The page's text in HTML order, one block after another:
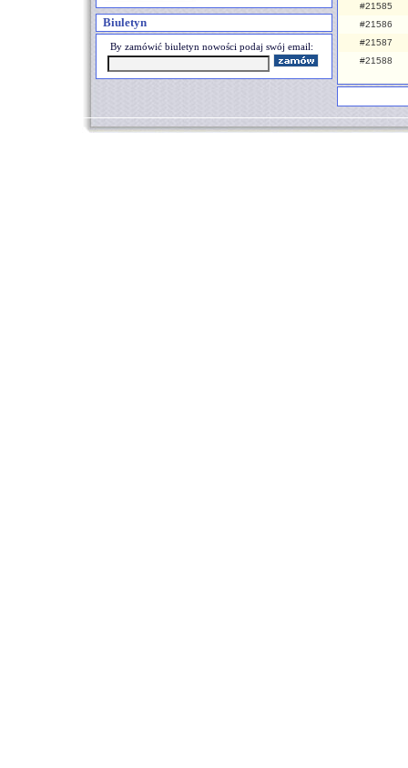
Biuletyn
By zamówić biuletyn nowości podaj swój email:
#21585
#21586
#21587
#21588